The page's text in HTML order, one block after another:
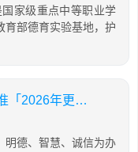
家级重点中等职业学
育部德育实验基地，护
四川省卫生学校五年制大专学费标准「2026年更新」
明德、智慧、诚信为办